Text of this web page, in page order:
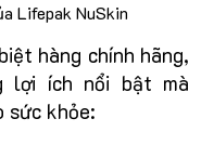
Lifepak NuSkin
hàng chính hãng,
lợi ích nổi bật mà
sức khỏe: